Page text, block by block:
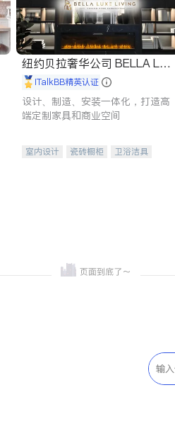
纽约贝拉奢华公司 BELLA LUX
E iTalkBB精英认证
设计、制造、安装一体化，打造高
端定制家具和商业空间
室内设计 瓷砖橱柜
卫浴洁具